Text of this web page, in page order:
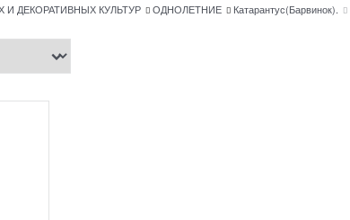
ДЕКОРАТИВНЫХ КУЛЬТУР ОДНОЛЕТНИЕ Катарантус(Барвинок).